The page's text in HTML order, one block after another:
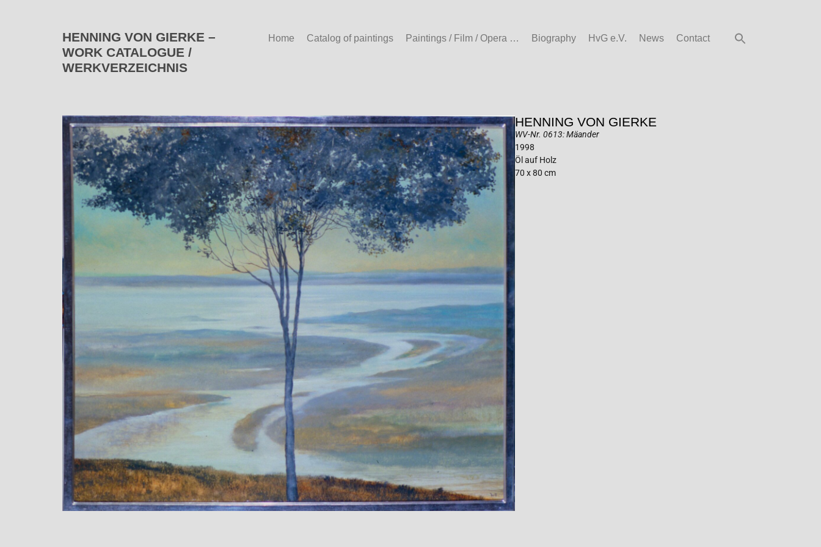
HENNING VON GIERKE –
WORK CATALOGUE /
WERKVERZEICHNIS
Home Catalog of paintings Paintings / Film / Opera … Biography HvG e.V. News Contact
HENNING VON GIERKE
WV-Nr. 0613: Mäander
1998
Öl auf Holz
70 x 80 cm